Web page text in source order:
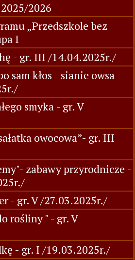
2026
„Przedszkole bez
I
- gr. III /14.04.2025r./
sam kłos - sianie owsa -
smyka - gr. V
owocowa”- gr. III
zabawy przyrodnicze -
- gr. V /27.03.2025r./
rośliny " - gr. V
- gr. I /19.03.2025r./